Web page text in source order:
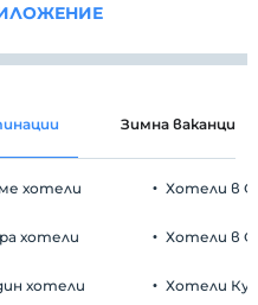
Зимна ваканция
хотели
хотели
хотели
Хотели в
Хотели в
Хотели